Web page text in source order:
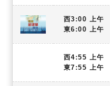
西3:00 上午
東6:00 上午
西4:55 上午
東7:55 上午